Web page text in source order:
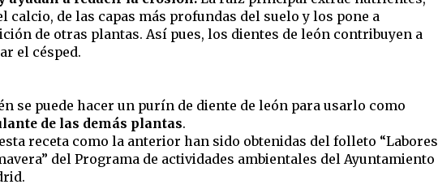
calcio, de las capas más profundas del suelo y los pone a
de otras plantas. Así pues, los dientes de león contribuyen a
el césped.
se puede hacer un purín de diente de león para usarlo como
de las demás plantas.
receta como la anterior han sido obtenidas del folleto “Labores
del Programa de actividades ambientales del Ayuntamiento